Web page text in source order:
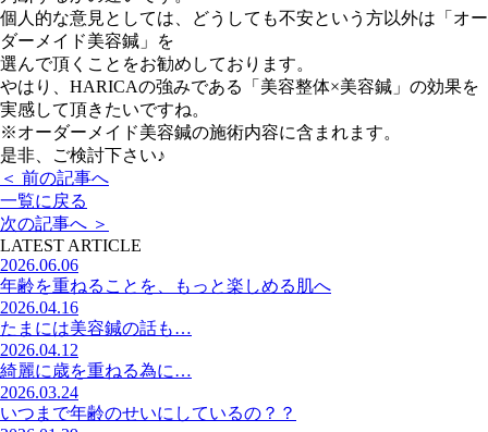
個人的な意見としては、どうしても不安という方以外は「オー
ダーメイド美容鍼」を
選んで頂くことをお勧めしております。
やはり、HARICAの強みである「美容整体×美容鍼」の効果を
実感して頂きたいですね。
※オーダーメイド美容鍼の施術内容に含まれます。
是非、ご検討下さい♪
＜ 前の記事へ
一覧に戻る
次の記事へ ＞
LATEST ARTICLE
2026.06.06
年齢を重ねることを、もっと楽しめる肌へ
2026.04.16
たまには美容鍼の話も…
2026.04.12
綺麗に歳を重ねる為に…
2026.03.24
いつまで年齢のせいにしているの？？